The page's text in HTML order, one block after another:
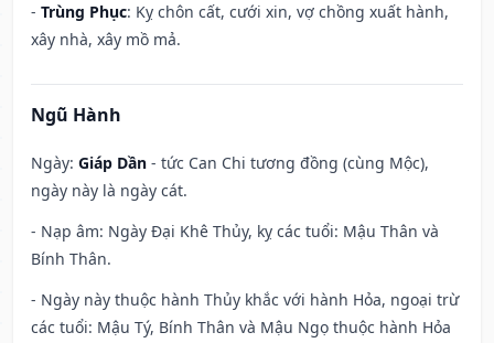
- Trùng Phục: Kỵ chôn cất, cưới xin, vợ chồng xuất hành,
xây nhà, xây mồ mả.
Ngũ Hành
Ngày: Giáp Dần - tức Can Chi tương đồng (cùng Mộc),
ngày này là ngày cát.
- Nạp âm: Ngày Đại Khê Thủy, kỵ các tuổi: Mậu Thân và
Bính Thân.
- Ngày này thuộc hành Thủy khắc với hành Hỏa, ngoại trừ
các tuổi: Mậu Tý, Bính Thân và Mậu Ngọ thuộc hành Hỏa